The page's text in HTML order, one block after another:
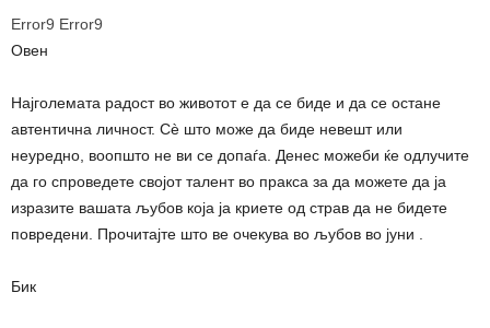
Error9 Error9
Овен
Најголемата радост во животот е да се биде и да се остане
автентична личност. Сè што може да биде невешт или
неуредно, воопшто не ви се допаѓа. Денес можеби ќе одлучите
да го спроведете својот талент во пракса за да можете да ја
изразите вашата љубов која ја криете од страв да не бидете
повредени. Прочитајте што ве очекува во љубов во јуни .
Бик